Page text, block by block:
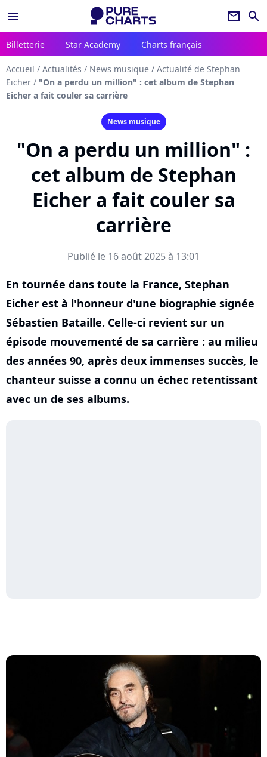
menu newsletter search
Billetterie Star Academy Charts français
Accueil / Actualités / News musique / Actualité de Stephan
Eicher / "On a perdu un million" : cet album de Stephan
Eicher a fait couler sa carrière
News musique
"On a perdu un million" :
cet album de Stephan
Eicher a fait couler sa
carrière
Publié le 16 août 2025 à 13:01
En tournée dans toute la France, Stephan
Eicher est à l'honneur d'une biographie signée
Sébastien Bataille. Celle-ci revient sur un
épisode mouvementé de sa carrière : au milieu
des années 90, après deux immenses succès, le
chanteur suisse a connu un échec retentissant
avec un de ses albums.